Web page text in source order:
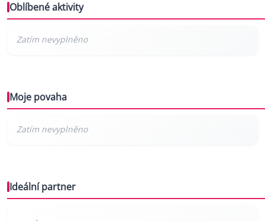
Oblíbené aktivity
Moje povaha
Ideální partner